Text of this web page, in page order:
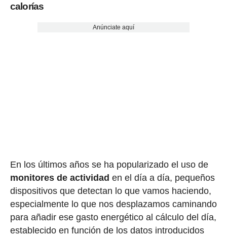
calorías
Anúnciate aquí
En los últimos años se ha popularizado el uso de
monitores de actividad en el día a día, pequeños
dispositivos que detectan lo que vamos haciendo,
especialmente lo que nos desplazamos caminando
para añadir ese gasto energético al cálculo del día,
establecido en función de los datos introducidos